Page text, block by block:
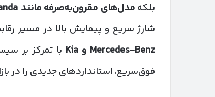
بلکهمدل‌های مقرون‌به‌صرفه مانند
شارژ سریع و پیمایش بالا در مسیر
Mercedes-Benz و Kia
فوق‌سریع، استانداردهای جدیدی را در